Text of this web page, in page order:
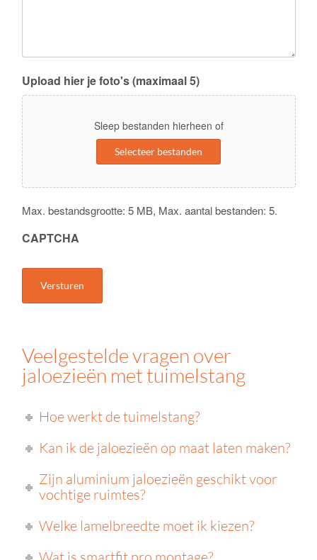
Upload hier je foto's (maximaal 5)
Sleep bestanden hierheen of
Selecteer bestanden
Max. bestandsgrootte: 5 MB, Max. aantal bestanden: 5.
CAPTCHA
Veelgestelde vragen over
jaloezieën met tuimelstang
Hoe werkt de tuimelstang?
Kan ik de jaloezieën op maat laten maken?
Zijn aluminium jaloezieën geschikt voor
vochtige ruimtes?
Welke lamelbreedte moet ik kiezen?